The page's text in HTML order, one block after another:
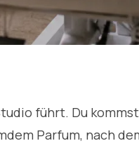
führt. Du
Parfum, nach